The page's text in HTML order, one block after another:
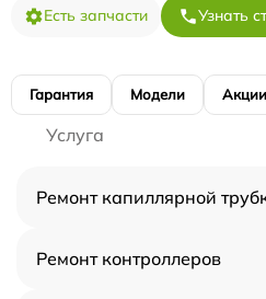
Есть запчасти Узнать
Гарантия Модели Акции
Услуга
Ремонт капиллярной
Ремонт контроллеров